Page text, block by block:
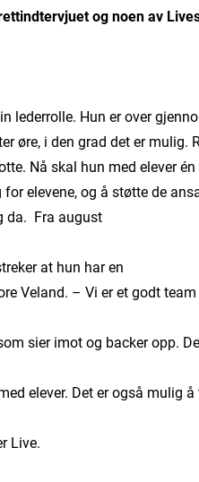
og noen av
lederrolle. Hun er over
øre, i den grad det er mulig.
Nå skal hun med elever
elevene, og å støtte de
da. Fra august
at hun har en
Veland. – Vi er et godt team
sier imot og backer opp.
elever. Det er også mulig å
Live.